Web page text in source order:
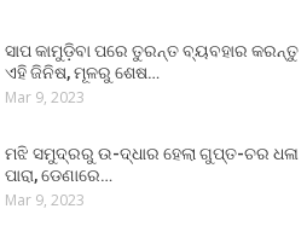
ସାପ କାମୁଡ଼ିବା ପରେ ତୁରନ୍ତ ବ୍ୟବହାର କରନ୍ତୁ
ଏହି ଜିନିଷ, ମୂଳରୁ ଶେଷ…
Mar 9, 2023
ମଝି ସମୁଦ୍ରରୁ ଉ-ଦ୍ଧାର ହେଲା ଗୁପ୍ତ-ଚର ଧଳା
ପାରା, ଡେଣାରେ…
Mar 9, 2023